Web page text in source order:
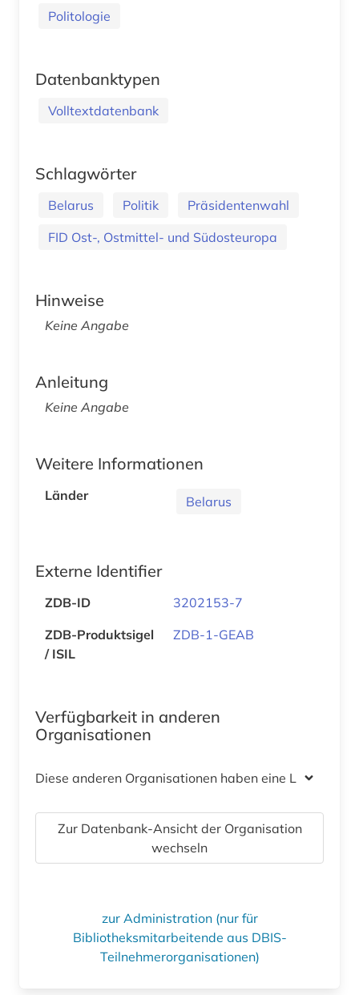
Politologie
Datenbanktypen
Volltextdatenbank
Schlagwörter
Belarus Politik
Präsidentenwahl
FID Ost-, Ostmittel- und Südosteuropa
Hinweise
Keine Angabe
Anleitung
Keine Angabe
Weitere Informationen
Länder Belarus
Externe Identifier
ZDB-ID
3202153-7
ZDB-Produktsigel
/ ISIL
ZDB-1-GEAB
Verfügbarkeit in anderen
Organisationen
Diese anderen Organisationen haben eine Lizenz
Zur Datenbank-Ansicht der Organisation
wechseln
zur Administration (nur für
Bibliotheksmitarbeitende aus DBIS-
Teilnehmerorganisationen)